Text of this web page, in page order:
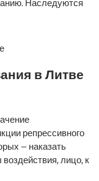
в Литве
репрессивного
– наказать
лицо, к